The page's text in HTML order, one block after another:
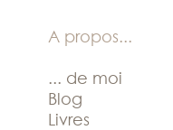
A propos...
... de moi
Blog
Livres